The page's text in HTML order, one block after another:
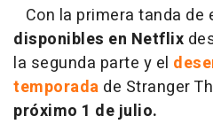
Con la primera tanda de
disponibles en Netflix
la segunda parte y el
temporada de Stranger
próximo 1 de julio.